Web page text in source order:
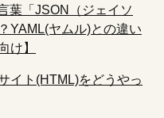
葉「JSON（ジェイソ
YAML(ヤムル)との違い
け】
イト(HTML)をどうやっ